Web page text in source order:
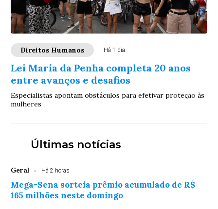
Direitos Humanos Há 1 dia
Lei Maria da Penha completa 20 anos
entre avanços e desafios
Especialistas apontam obstáculos para efetivar proteção às
mulheres
Últimas notícias
Geral Há 2 horas
Mega-Sena sorteia prêmio acumulado de R$
165 milhões neste domingo